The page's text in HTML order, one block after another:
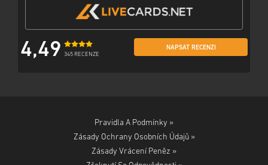
4,49 345 RECENZE
NAPSAT RECENZI
Pravidla A Podmínky »
Zásady Ochrany Osobních Údajů »
Zásady Vrácení Peněz »